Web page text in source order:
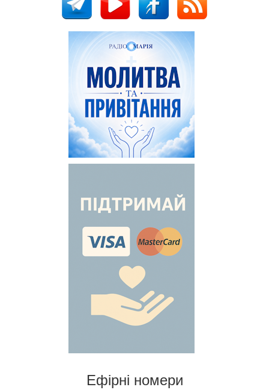
Ефірні номери